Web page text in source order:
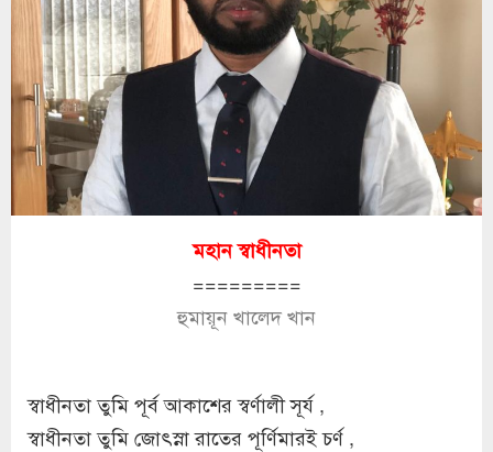
মহান স্বাধীনতা
=========
হুমায়ূন খালেদ খান
স্বাধীনতা তুমি পূর্ব আকাশের স্বর্ণালী সূর্য ,
স্বাধীনতা তুমি জোৎস্না রাতের পূর্ণিমারই চর্ণ ,